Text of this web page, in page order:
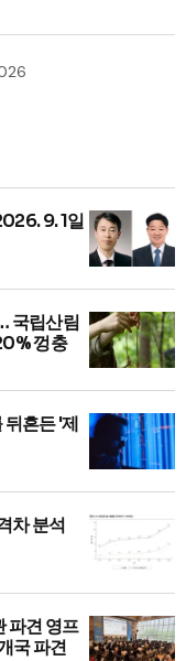
9. 1일
국립산림
껑충
흔든 '제
차 분석
파견 영프
국 파견